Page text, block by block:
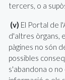
tercers, o a
(v) El Portal de
d'altres òrgans,
pàgines no són
possibles
s'abandona o